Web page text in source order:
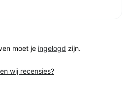
moet je ingelogd zijn.
wij recensies?